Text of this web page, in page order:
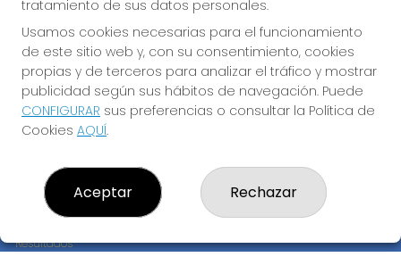
Imagen anterior
ADMINISTRACIÓN EL PELOTAZO
¿Quiénes somos?
Resultados
tratamiento de sus datos personales.
Usamos cookies necesarias para el funcionamiento
de este sitio web y, con su consentimiento, cookies
propias y de terceros para analizar el tráfico y mostrar
publicidad según sus hábitos de navegación. Puede
CONFIGURAR sus preferencias o consultar la Política de
Cookies AQUÍ.
Aceptar Rechazar